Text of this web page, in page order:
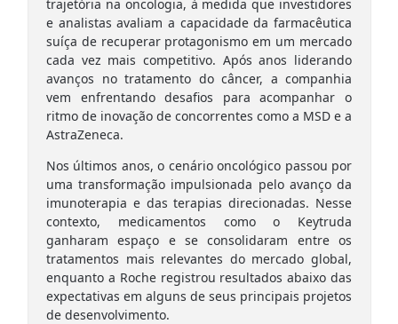
trajetória na oncologia, à medida que investidores
e analistas avaliam a capacidade da farmacêutica
suíça de recuperar protagonismo em um mercado
cada vez mais competitivo. Após anos liderando
avanços no tratamento do câncer, a companhia
vem enfrentando desafios para acompanhar o
ritmo de inovação de concorrentes como a MSD e a
AstraZeneca.
Nos últimos anos, o cenário oncológico passou por
uma transformação impulsionada pelo avanço da
imunoterapia e das terapias direcionadas. Nesse
contexto, medicamentos como o Keytruda
ganharam espaço e se consolidaram entre os
tratamentos mais relevantes do mercado global,
enquanto a Roche registrou resultados abaixo das
expectativas em alguns de seus principais projetos
de desenvolvimento.